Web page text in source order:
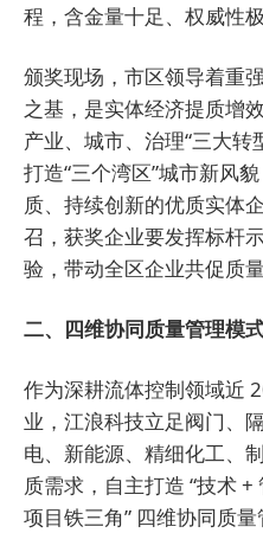
程，含金量十足、权威性极
颁奖现场，市区领导着重
之基，是实体经济提质增
产业、城市、治理“三大转
打造“三个湾区”城市新风
质、持续创新的优质实体
召，获奖企业要发挥标杆
验，带动全区企业共促质
二、四维协同质量管理模
作为深耕流体控制领域近
业，江浪科技立足阀门、
电、新能源、精细化工、
质需求，自主打造 “技术
项目铁三角” 四维协同质